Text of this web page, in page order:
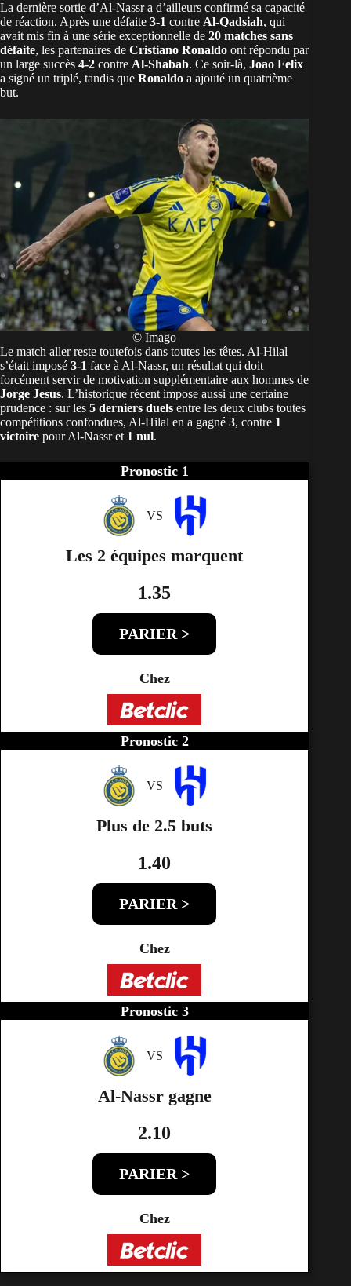
La dernière sortie d’Al-Nassr a d’ailleurs confirmé sa capacité
de réaction. Après une défaite 3-1 contre Al-Qadsiah, qui
avait mis fin à une série exceptionnelle de 20 matches sans
défaite, les partenaires de Cristiano Ronaldo ont répondu par
un large succès 4-2 contre Al-Shabab. Ce soir-là, Joao Felix
a signé un triplé, tandis que Ronaldo a ajouté un quatrième
but.
© Imago
Le match aller reste toutefois dans toutes les têtes. Al-Hilal
s’était imposé 3-1 face à Al-Nassr, un résultat qui doit
forcément servir de motivation supplémentaire aux hommes de
Jorge Jesus. L’historique récent impose aussi une certaine
prudence : sur les 5 derniers duels entre les deux clubs toutes
compétitions confondues, Al-Hilal en a gagné 3, contre 1
victoire pour Al-Nassr et 1 nul.
Pronostic 1
VS
Les 2 équipes marquent
1.35
PARIER >
Chez
Pronostic 2
VS
Plus de 2.5 buts
1.40
PARIER >
Chez
Pronostic 3
VS
Al-Nassr gagne
2.10
PARIER >
Chez